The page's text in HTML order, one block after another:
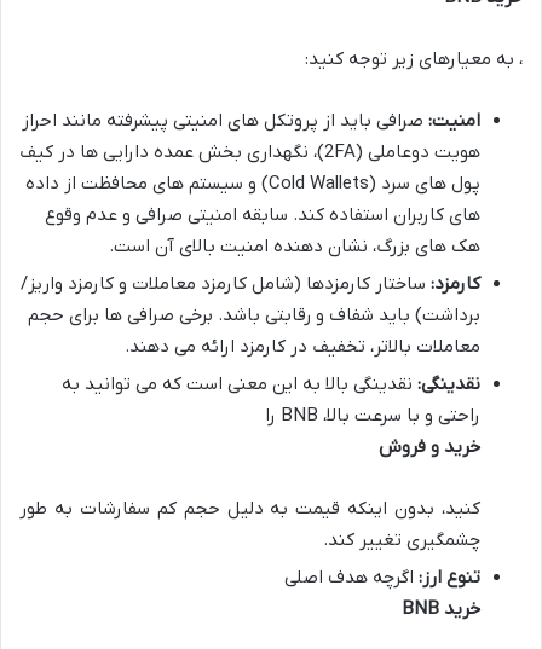
، به معیارهای زیر توجه کنید:
امنیت: صرافی باید از پروتکل های امنیتی پیشرفته مانند احراز
هویت دوعاملی (2FA)، نگهداری بخش عمده دارایی ها در کیف
پول های سرد (Cold Wallets) و سیستم های محافظت از داده
های کاربران استفاده کند. سابقه امنیتی صرافی و عدم وقوع
هک های بزرگ، نشان دهنده امنیت بالای آن است.
کارمزد: ساختار کارمزدها (شامل کارمزد معاملات و کارمزد واریز/
برداشت) باید شفاف و رقابتی باشد. برخی صرافی ها برای حجم
معاملات بالاتر، تخفیف در کارمزد ارائه می دهند.
نقدینگی: نقدینگی بالا به این معنی است که می توانید به
راحتی و با سرعت بالا، BNB را
خرید و فروش
کنید، بدون اینکه قیمت به دلیل حجم کم سفارشات به طور
چشمگیری تغییر کند.
تنوع ارز: اگرچه هدف اصلی
خرید BNB